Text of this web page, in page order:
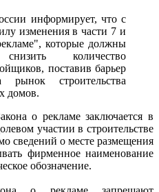
информирует, что с
изменения в части 7 и
которые должны
количество
поставив барьер
строительства
домов.
о рекламе заключается в
участии в строительстве
сведений о месте размещения
фирменное наименование
обозначение.